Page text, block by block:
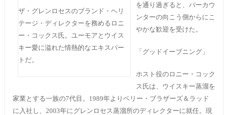
ザ・グレンロセスのブランド・ヘリ
テージ・ディレクターを務めるロニ
ー・コックス氏。ユーモアとウイス
キー愛に溢れた情熱的なエキスパー
トだ。
を通り過ぎると、バーカウ
ンターの向こう側からにこ
やかな歓迎を受けた。
「グッドイーブニング」
ホスト役のロニー・コック
ス氏は、ウイスキー蒸溜を
家業とする一族の7代目。1989年よりベリー・ブラザーズ＆ラッド
に入社し、2003年にグレンロセス蒸溜所のディレクターに就任。現